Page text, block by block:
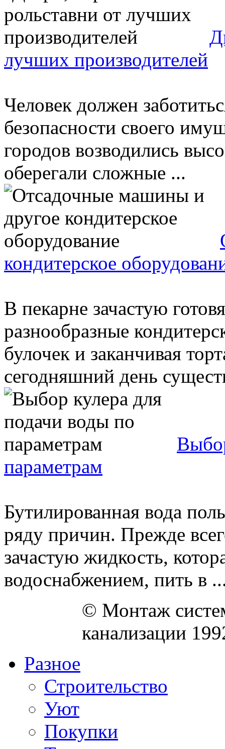
лучших производителей
Человек должен
безопасности своего
городов возводились
оберегали сложные ...
кондитерское
В пекарне зачастую
разнообразные
булочек и заканчивая
сегодняшний день
параметрам
Бутилированная вода
ряду причин. Прежде
зачастую жидкость,
водоснабжением, пить в
© Монтаж
канализации
Разное
Строительство
Уют
Покупки